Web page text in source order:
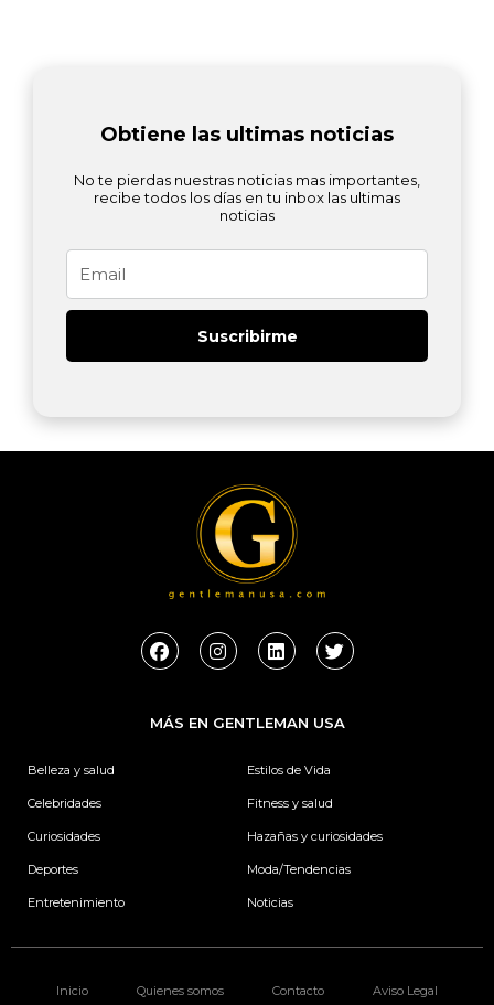
Obtiene las ultimas noticias
No te pierdas nuestras noticias mas importantes,
recibe todos los días en tu inbox las ultimas
noticias
Suscribirme
F
a
b
o
I
n
a
g
L
i
e
d
n
T
w
t
e
MÁS EN GENTLEMAN USA
Belleza y salud
Celebridades
Curiosidades
Deportes
Entretenimiento
Estilos de Vida
Fitness y salud
Hazañas y curiosidades
Moda/Tendencias
Noticias
Inicio Quienes somos Contacto Aviso Legal